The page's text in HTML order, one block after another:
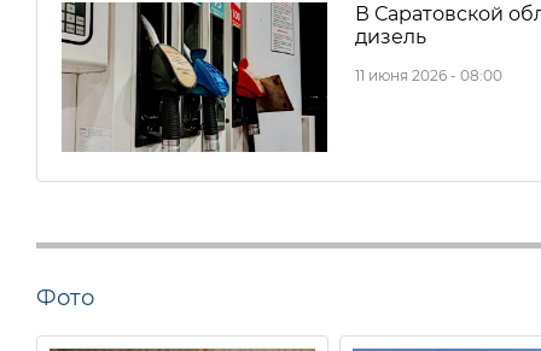
В Саратовской
дизель
11 июня 2026 - 08:00
Фото